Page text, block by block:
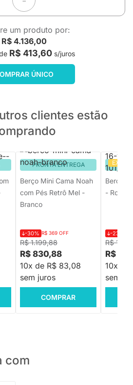
um produto por:
R$ 4.136,00
R$ 413,60 s/juros
ÚNICO
clientes estão
PRONTA ENTREGA
Berço Mini Cama Noah
com Pés Retrô Mel -
Branco
R$ 1.199,88
-30% R$ 369 OFF
R$ 830,88
10x de R$ 83,08
sem juros
COMPRAR
Berço
- Rosa
R$
-23%
R$
10x de
sem
com